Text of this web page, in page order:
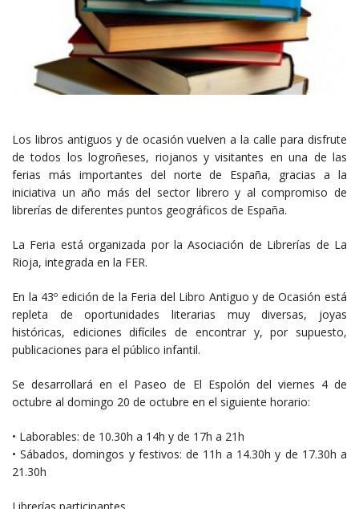
Los libros antiguos y de ocasión vuelven a la calle para disfrute
de todos los logroñeses, riojanos y visitantes en una de las
ferias más importantes del norte de España, gracias a la
iniciativa un año más del sector librero y al compromiso de
librerías de diferentes puntos geográficos de España.
La Feria está organizada por la Asociación de Librerías de La
Rioja, integrada en la FER.
En la 43º edición de la Feria del Libro Antiguo y de Ocasión está
repleta de oportunidades literarias muy diversas, joyas
históricas, ediciones difíciles de encontrar y, por supuesto,
publicaciones para el público infantil.
Se desarrollará en el Paseo de El Espolón del viernes 4 de
octubre al domingo 20 de octubre en el siguiente horario:
• Laborables: de 10.30h a 14h y de 17h a 21h
• Sábados, domingos y festivos: de 11h a 14.30h y de 17.30h a
21.30h